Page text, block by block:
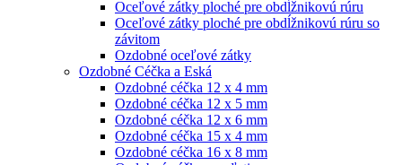
Oceľové zátky ploché pre obdĺžnikovú rúru
Oceľové zátky ploché pre obdĺžnikovú rúru so
závitom
Ozdobné oceľové zátky
Ozdobné Céčka a Eská
Ozdobné céčka 12 x 4 mm
Ozdobné céčka 12 x 5 mm
Ozdobné céčka 12 x 6 mm
Ozdobné céčka 15 x 4 mm
Ozdobné céčka 16 x 8 mm